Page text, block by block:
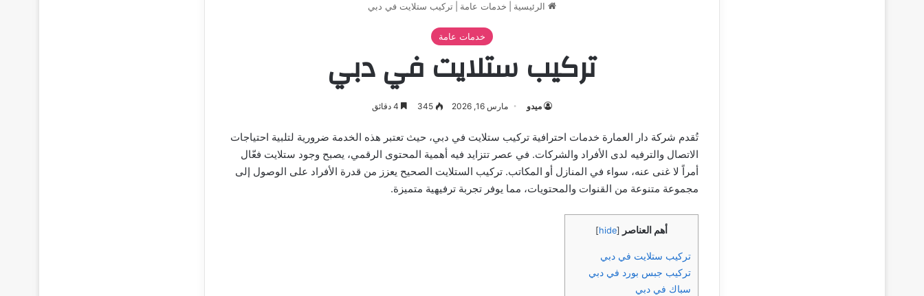
الرئيسية خدمات عامة تركيب ستلايت في دبي
خدمات عامة
تركيب ستلايت في دبي
ميدو مارس 16, 2026 345
تُقدم شركة دار العمارة خدمات احترافية تركيب ستلايت في دبي، حيث تعتبر هذه الخدمة ضرورية لتلبية احتياجات
الاتصال والترفيه لدى الأفراد والشركات. في عصر تتزايد فيه أهمية المحتوى الرقمي، يصبح وجود ستلايت فعّال
أمراً لا غنى عنه، سواء في المنازل أو المكاتب. تركيب الستلايت الصحيح يعزز من قدرة الأفراد على الوصول إلى
مجموعة متنوعة من القنوات والمحتويات، مما يوفر تجربة ترفيهية متميزة.
أهم العناصر [
hide
]
تركيب ستلايت في دبي
تركيب جبس بورد في دبي
سباك في دبي